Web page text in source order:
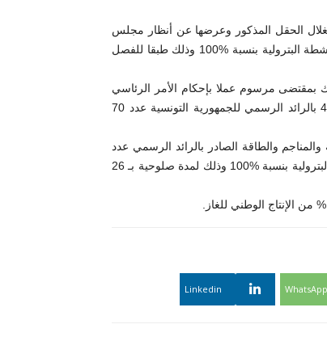
الحقل المذكور وعرضها عن أنظار مجلس
وزراء وتم على إثره إقرار منح امتياز ميسكار لفائدة المؤسسة التونسية للأنشطة البترولية بنسبة %100 وذلك طبقا للفصل
بمقتضى مرسوم عملا بإحكام الأمر الرئاسي
عدد 117 المؤرخ في 22 سبتمبر 2021 وقد تم نشر المرسوم تحت عدد 44 بالرائد الرسمي للجمهورية التونسية عدد 70
والطاقة الصادر بالرائد الرسمي عدد
90 بتاريخ 16 اوت 2022 المتعلق بمنح الامتياز للمؤسسة التونسية الأنشطة البترولية بنسبة %100 وذلك لمدة صلوحية بـ 26
WhatsApp
Linkedin